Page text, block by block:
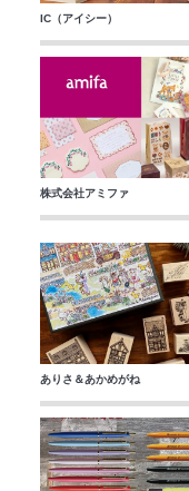
IC（アイシー）
株式会社アミファ
ありさ＆あかめがね